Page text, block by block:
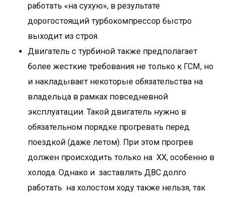
работать «на сухую», в результате
дорогостоящий турбокомпрессор быстро
выходит из строя.
Двигатель с турбиной также предполагает
более жесткие требования не только к ГСМ, но
и накладывает некоторые обязательства на
владельца в рамках повседневной
эксплуатации. Такой двигатель нужно в
обязательном порядке прогревать перед
поездкой (даже летом). При этом прогрев
должен происходить только на ХХ, особенно в
холода. Однако и заставлять ДВС долго
работать на холостом ходу также нельзя, так